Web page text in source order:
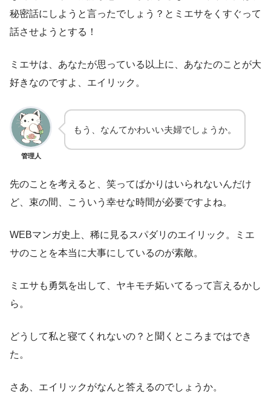
秘密話にしようと言ったでしょう？とミエサをくすぐって
話させようとする！
ミエサは、あなたが思っている以上に、あなたのことが大
好きなのですよ、エイリック。
管理人
もう、なんてかわいい夫婦でしょうか。
先のことを考えると、笑ってばかりはいられないんだけ
ど、束の間、こういう幸せな時間が必要ですよね。
WEBマンガ史上、稀に見るスパダリのエイリック。ミエ
サのことを本当に大事にしているのが素敵。
ミエサも勇気を出して、ヤキモチ妬いてるって言えるかし
ら。
どうして私と寝てくれないの？と聞くところまではでき
た。
さあ、エイリックがなんと答えるのでしょうか。